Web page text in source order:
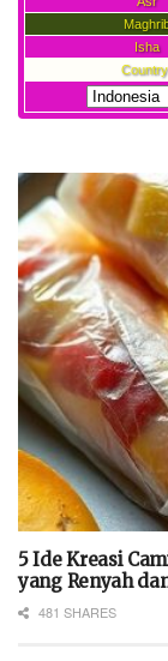
5 Ide Kreasi
yang Renyah
481 SHARES